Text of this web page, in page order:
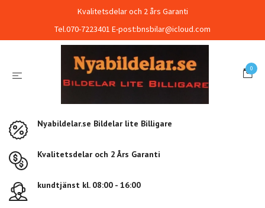
Kvalitetsdelar och 2 års Garanti
Tel.070-7223401 E-post:bnsbilar@icloud.com
0
Nyabildelar.se Bildelar lite Billigare
Kvalitetsdelar och 2 Års Garanti
kundtjänst kl. 08:00 - 16:00